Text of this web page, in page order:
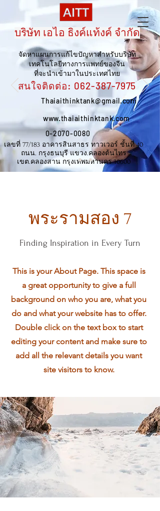
บริษัท เอไอ ธิงค์แท้งค์ จำกัด
จัดหาแผนการแก้ไขปัญหาสำหรับบริษัท
เทคโนโลยีทางการแพทย์ของจีน
ที่จะนำเข้ามาในประเทศไทย
สนใจติดต่อ: 062-387-7975
Thaiaithinktank@gmail.com
www.thaiaithinktank.com
0-2070-0080
เลขที่ 77/183 อาคารสินสาธร ทาวเวอร์ ชั้นที่ 40
ถนน. กรุงธนบุรี แขวง.คลองต้นไทร
เขต.คลองสาน กรุงเทพมหานคร 10600
พระรามสอง 7
Finding Inspiration in Every Turn
This is your About Page. This space is
a great opportunity to give a full
background on who you are, what you
do and what your website has to offer.
Double click on the text box to start
editing your content and make sure to
add all the relevant details you want
site visitors to know.